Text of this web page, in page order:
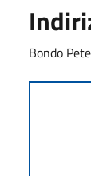
Bondo